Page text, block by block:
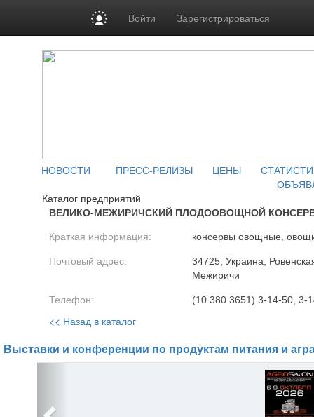
Войти Зарегистрироваться
НОВОСТИ ПРЕСС-РЕЛИЗЫ ЦЕНЫ
Каталог предприятий
ВЕЛИКО-МЕЖИРИЧСКИЙ ПЛОДООВОЩНОЙ
Краткая информация: консервы овощные,
Почтовый адрес:
34725, Украина,
Межиричи
Телефон: (10 380 3651) 3-14-50, 3-
<< Назад в каталог
Выставки и конференции по продуктам питания и